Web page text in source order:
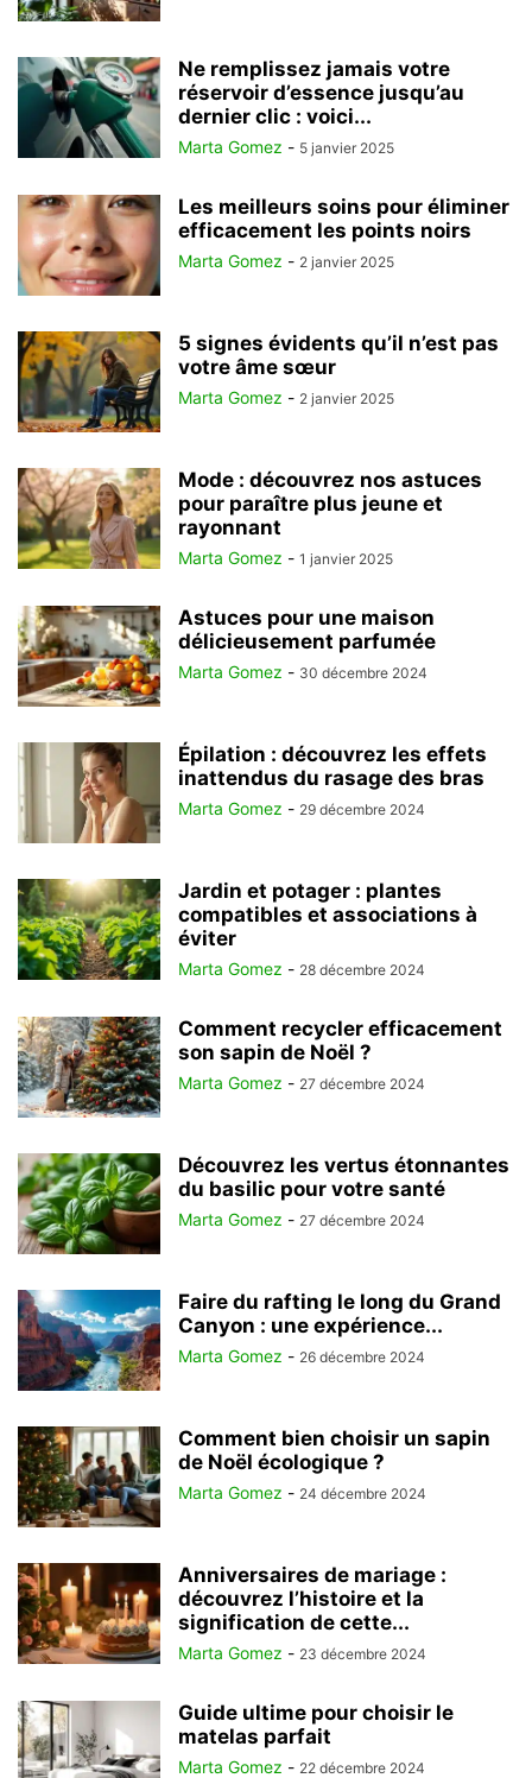
Ne remplissez jamais votre
réservoir d’essence jusqu’au
dernier clic : voici...
Marta Gomez - 5 janvier 2025
Les meilleurs soins pour éliminer
efficacement les points noirs
Marta Gomez - 2 janvier 2025
5 signes évidents qu’il n’est pas
votre âme sœur
Marta Gomez - 2 janvier 2025
Mode : découvrez nos astuces
pour paraître plus jeune et
rayonnant
Marta Gomez - 1 janvier 2025
Astuces pour une maison
délicieusement parfumée
Marta Gomez - 30 décembre 2024
Épilation : découvrez les effets
inattendus du rasage des bras
Marta Gomez - 29 décembre 2024
Jardin et potager : plantes
compatibles et associations à
éviter
Marta Gomez - 28 décembre 2024
Comment recycler efficacement
son sapin de Noël ?
Marta Gomez - 27 décembre 2024
Découvrez les vertus étonnantes
du basilic pour votre santé
Marta Gomez - 27 décembre 2024
Faire du rafting le long du Grand
Canyon : une expérience...
Marta Gomez - 26 décembre 2024
Comment bien choisir un sapin
de Noël écologique ?
Marta Gomez - 24 décembre 2024
Anniversaires de mariage :
découvrez l’histoire et la
signification de cette...
Marta Gomez - 23 décembre 2024
Guide ultime pour choisir le
matelas parfait
Marta Gomez - 22 décembre 2024